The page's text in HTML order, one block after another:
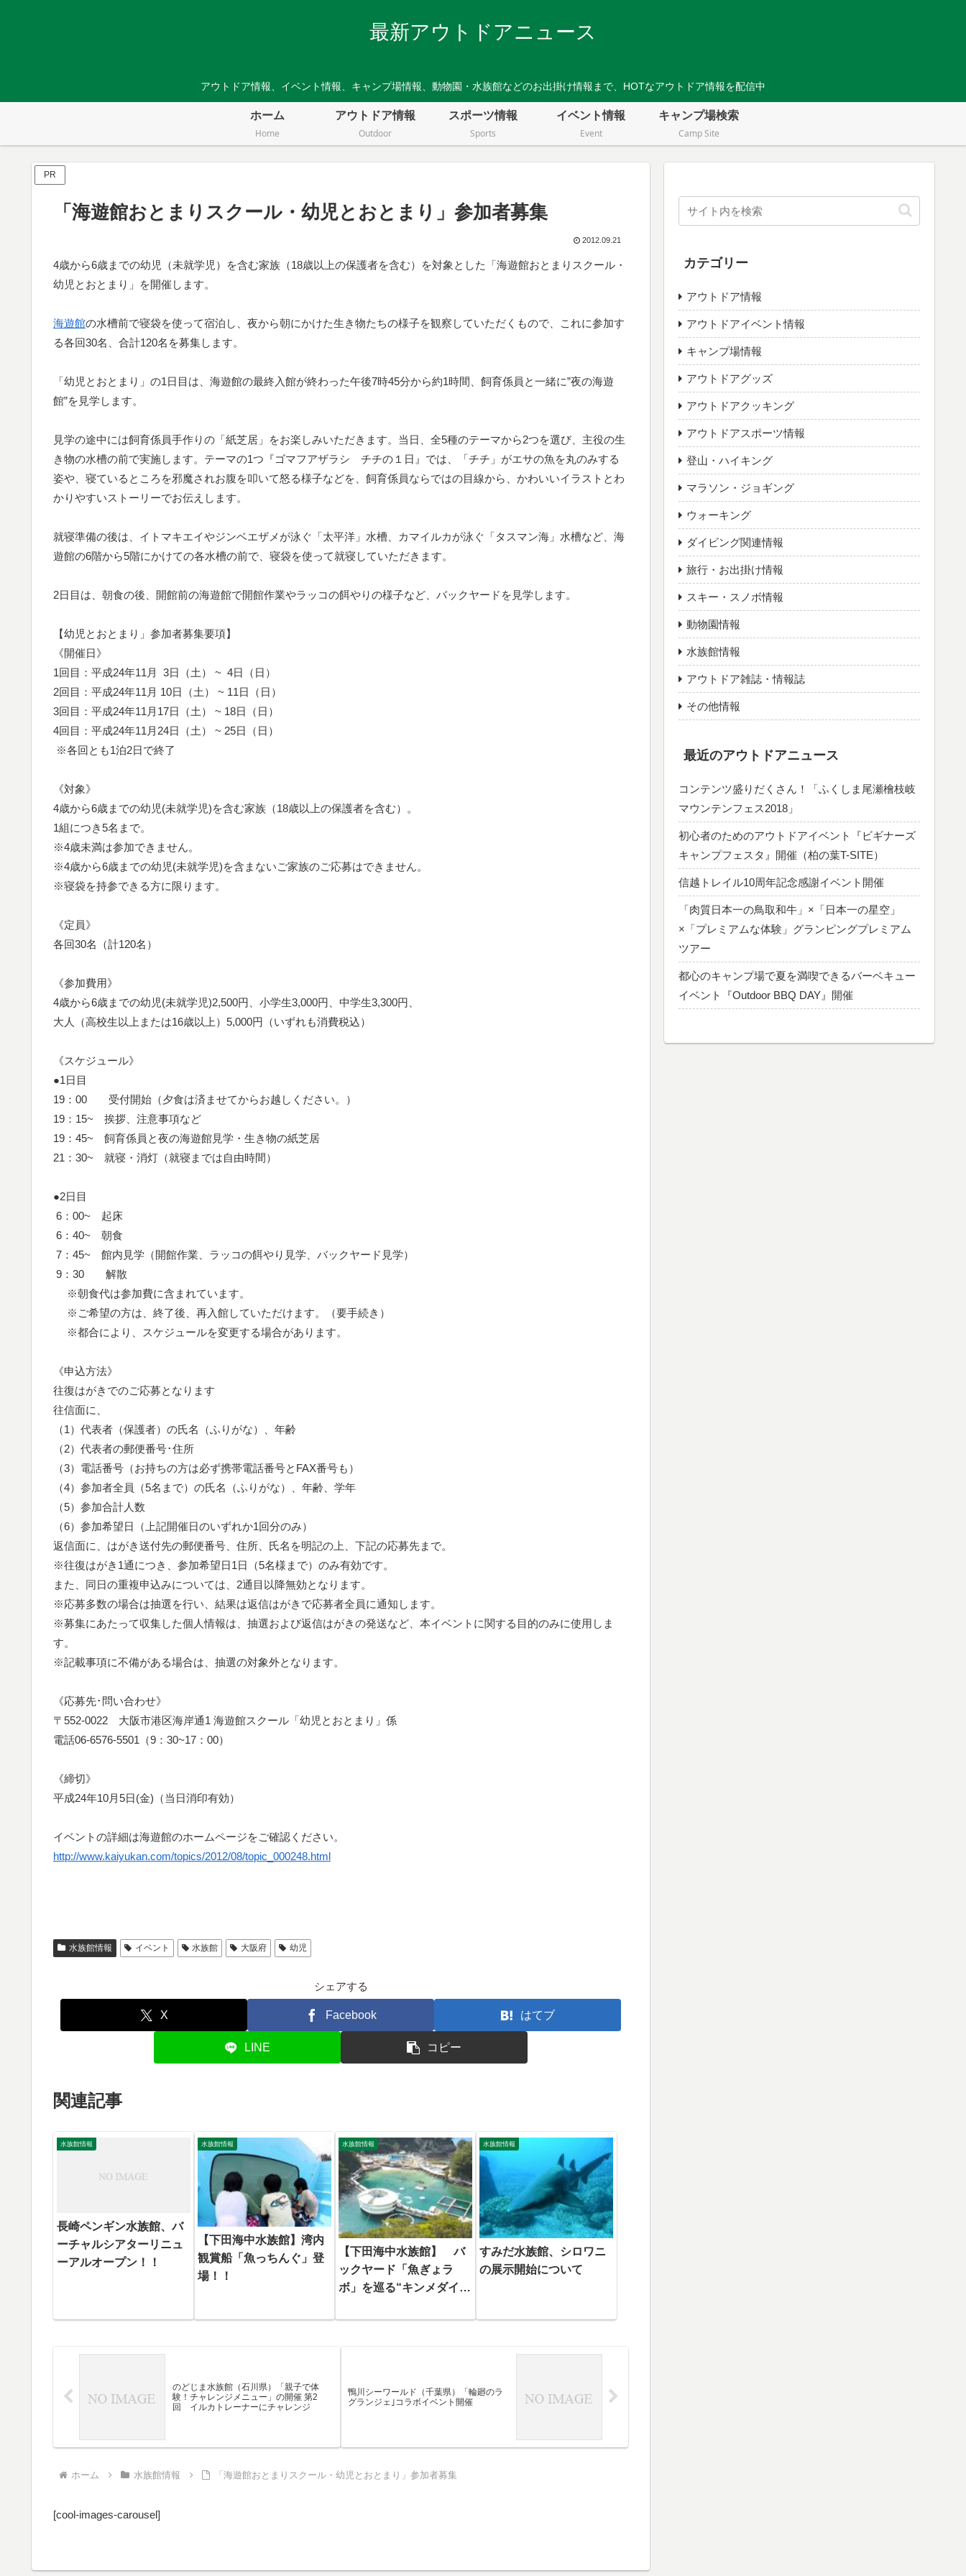
最新アウトドアニュース
アウトドア情報、イベント情報、キャンプ場情報、動物園・水族館などのお出掛け情報まで、HOTなアウトドア情報を配信中
ホーム
Home
アウトドア情報
Outdoor
スポーツ情報
Sports
イベント情報
Event
キャンプ場検索
Camp Site
PR
「海遊館おとまりスクール・幼児とおとまり」参加者募集
2012.09.21
4歳から6歳までの幼児（未就学児）を含む家族（18歳以上の保護者を含む）を対象とした「海遊館おとまりスクール・
幼児とおとまり」を開催します。
海遊館の水槽前で寝袋を使って宿泊し、夜から朝にかけた生き物たちの様子を観察していただくもので、これに参加す
る各回30名、合計120名を募集します。
「幼児とおとまり」の1日目は、海遊館の最終入館が終わった午後7時45分から約1時間、飼育係員と一緒に”夜の海遊
館”を見学します。
見学の途中には飼育係員手作りの「紙芝居」をお楽しみいただきます。当日、全5種のテーマから2つを選び、主役の生
き物の水槽の前で実施します。テーマの1つ『ゴマフアザラシ チチの１日』では、「チチ」がエサの魚を丸のみする
姿や、寝ているところを邪魔されお腹を叩いて怒る様子などを、飼育係員ならではの目線から、かわいいイラストとわ
かりやすいストーリーでお伝えします。
就寝準備の後は、イトマキエイやジンベエザメが泳ぐ「太平洋」水槽、カマイルカが泳ぐ「タスマン海」水槽など、海
遊館の6階から5階にかけての各水槽の前で、寝袋を使って就寝していただきます。
2日目は、朝食の後、開館前の海遊館で開館作業やラッコの餌やりの様子など、バックヤードを見学します。
【幼児とおとまり」参加者募集要項】
《開催日》
1回目：平成24年11月 3日（土） ~ 4日（日）
2回目：平成24年11月 10日（土） ~ 11日（日）
3回目：平成24年11月17日（土） ~ 18日（日）
4回目：平成24年11月24日（土） ~ 25日（日）
※各回とも1泊2日で終了
《対象》
4歳から6歳までの幼児(未就学児)を含む家族（18歳以上の保護者を含む）。
1組につき5名まで。
※4歳未満は参加できません。
※4歳から6歳までの幼児(未就学児)を含まないご家族のご応募はできません。
※寝袋を持参できる方に限ります。
《定員》
各回30名（計120名）
《参加費用》
4歳から6歳までの幼児(未就学児)2,500円、小学生3,000円、中学生3,300円、
大人（高校生以上または16歳以上）5,000円（いずれも消費税込）
《スケジュール》
●1日目
19：00 受付開始（夕食は済ませてからお越しください。）
19：15~ 挨拶、注意事項など
19：45~ 飼育係員と夜の海遊館見学・生き物の紙芝居
21：30~ 就寝・消灯（就寝までは自由時間）
●2日目
6：00~ 起床
6：40~ 朝食
7：45~ 館内見学（開館作業、ラッコの餌やり見学、バックヤード見学）
9：30 解散
※朝食代は参加費に含まれています。
※ご希望の方は、終了後、再入館していただけます。（要手続き）
※都合により、スケジュールを変更する場合があります。
《申込方法》
往復はがきでのご応募となります
往信面に、
（1）代表者（保護者）の氏名（ふりがな）、年齢
（2）代表者の郵便番号･住所
（3）電話番号（お持ちの方は必ず携帯電話番号とFAX番号も）
（4）参加者全員（5名まで）の氏名（ふりがな）、年齢、学年
（5）参加合計人数
（6）参加希望日（上記開催日のいずれか1回分のみ）
返信面に、はがき送付先の郵便番号、住所、氏名を明記の上、下記の応募先まで。
※往復はがき1通につき、参加希望日1日（5名様まで）のみ有効です。
また、同日の重複申込みについては、2通目以降無効となります。
※応募多数の場合は抽選を行い、結果は返信はがきで応募者全員に通知します。
※募集にあたって収集した個人情報は、抽選および返信はがきの発送など、本イベントに関する目的のみに使用しま
す。
※記載事項に不備がある場合は、抽選の対象外となります。
《応募先･問い合わせ》
〒552-0022 大阪市港区海岸通1 海遊館スクール「幼児とおとまり」係
電話06-6576-5501（9：30~17：00）
《締切》
平成24年10月5日(金)（当日消印有効）
イベントの詳細は海遊館のホームページをご確認ください。
http://www.kaiyukan.com/topics/2012/08/topic_000248.html
水族館情報 イベント 水族館 大阪府 幼児
シェアする
X Facebook はてブ
LINE コピー
関連記事
水族館情報
長崎ペンギン水族館、バ
ーチャルシアターリニュ
ーアルオープン！！
水族館情報
【下田海中水族館】湾内
観賞船「魚っちんぐ」登
場！！
水族館情報
【下田海中水族館】 バ
ックヤード「魚ぎょラ
ボ」を巡る“キンメダイの
登場！！
水族館情報
すみだ水族館、シロワニ
の展示開始について
のどじま水族館（石川県）「親子で体
験！チャレンジメニュー」の開催 第2
回 イルカトレーナーにチャレンジ
鴨川シーワールド（千葉県）「輪廻のラ
グランジェ｣コラボイベント開催
ホーム 水族館情報 「海遊館おとまりスクール・幼児とおとまり」参加者募集
[cool-images-carousel]
カテゴリー
アウトドア情報
アウトドアイベント情報
キャンプ場情報
アウトドアグッズ
アウトドアクッキング
アウトドアスポーツ情報
登山・ハイキング
マラソン・ジョギング
ウォーキング
ダイビング関連情報
旅行・お出掛け情報
スキー・スノボ情報
動物園情報
水族館情報
アウトドア雑誌・情報誌
その他情報
最近のアウトドアニュース
コンテンツ盛りだくさん！「ふくしま尾瀬檜枝岐
マウンテンフェス2018」
初心者のためのアウトドアイベント『ビギナーズ
キャンプフェスタ』開催（柏の葉T-SITE）
信越トレイル10周年記念感謝イベント開催
「肉質日本一の鳥取和牛」×「日本一の星空」
×「プレミアムな体験」グランピングプレミアム
ツアー
都心のキャンプ場で夏を満喫できるバーベキュー
イベント『Outdoor BBQ DAY』開催